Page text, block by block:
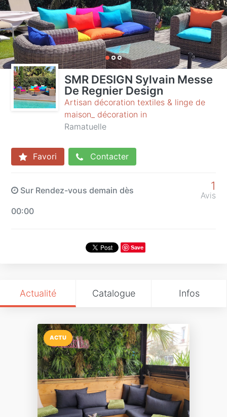
SMR DESIGN Sylvain Messe
De Regnier Design
Artisan décoration textiles & linge de
maison_ décoration in
Ramatuelle
Favori Contacter
Sur Rendez-vous demain dès
00:00
1
Avis
Save
Actualité Catalogue Infos
ACTU